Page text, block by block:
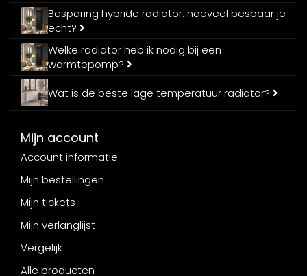
Besparing hybride radiator: hoeveel bespaar je
echt?
Welke radiator heb ik nodig bij een
warmtepomp?
Wat is de beste lage temperatuur radiator?
Mijn account
Account informatie
Mijn bestellingen
Mijn tickets
Mijn verlanglijst
Vergelijk
Alle producten